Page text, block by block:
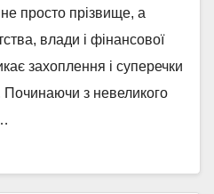
просто прізвище, а
влади і фінансової
захоплення і суперечки
Починаючи з невеликого